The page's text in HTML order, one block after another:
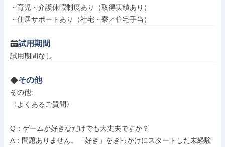
・育児・介護休暇制度あり（取得実績あり）
・住居サポートあり（社宅・寮／住宅手当）
試用期間
試用期間なし
その他
その他:
〈よくあるご質問〉
Q：ゲームが好きなだけでも大丈夫ですか？
A：問題ありません。「好き」をきっかけにスタートした未経験